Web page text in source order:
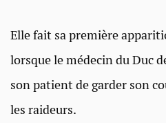
Elle fait sa première
lorsque le médecin du Duc
son patient de garder son
les raideurs.